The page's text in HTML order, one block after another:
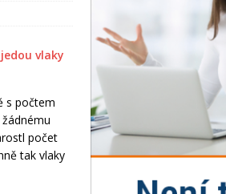
s počtem
počet
tak vlaky